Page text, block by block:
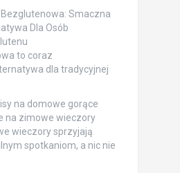
Smaczna
Dla Osób
to coraz
dla tradycyjnej
na domowe gorące
na zimowe wieczory
wieczory sprzyjają
spotkaniom, a nic nie